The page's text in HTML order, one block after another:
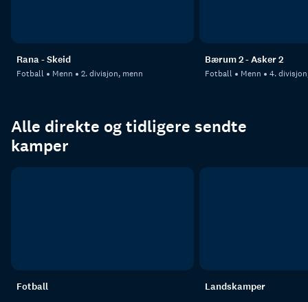
Rana - Skeid
Fotball Menn 2. divisjon, menn
Bærum 2 - Asker 2
Fotball Menn 4.
Alle direkte og tidligere sendte
kamper
Fotball Landskamper